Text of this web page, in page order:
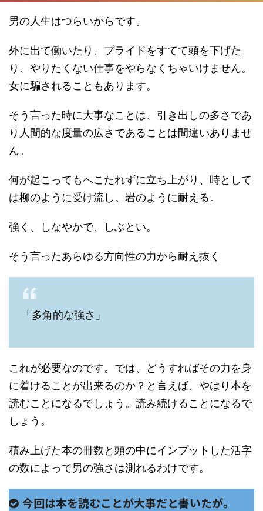
男の人生はつらいからです。
外に出て働いたり、プライドをすてて頭を下げた
り、やりたくない仕事をやらなくちゃいけません。
女に騙されることもあります。
そう言った時に大事なことは、引き出しの多さであ
り人間的な度量の広さであることは間違いありませ
ん。
何が起こってもへこたれずに立ち上がり、時として
は柳のように受け流し。岩のように耐える。
強く、しなやかで、しぶとい。
そう言ったあらゆる方向性の力から耐え抜く
「多角的な強さ」
これが必要なのです。では、どうすればその力を身
に着けることが出来るのか？と言えば、やはり本を
読むことになるでしょう。読み続けることになるで
しょう。
積み上げた本の冊数と頭の中にインプットした活字
の数によって男の強さは測れるわけです。
今回は本を読むことが大事だと書いたが。